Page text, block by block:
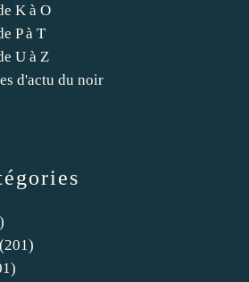
(201)
K à O
P à T
U à Z
d'actu du noir